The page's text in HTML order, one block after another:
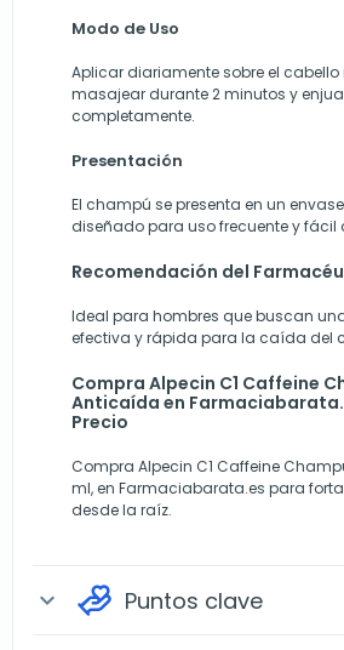
Modo de Uso
Aplicar diariamente sobre el
masajear durante 2 minutos y
completamente.
Presentación
El champú se presenta en un
diseñado para uso frecuente y fácil
Recomendación del
Ideal para hombres que buscan
efectiva y rápida para la caída del
Compra Alpecin C1 Caffeine
Anticaída en
Precio
Compra Alpecin C1 Caffeine
ml, en Farmaciabarata.es para
desde la raíz.
expand_more Puntos clave